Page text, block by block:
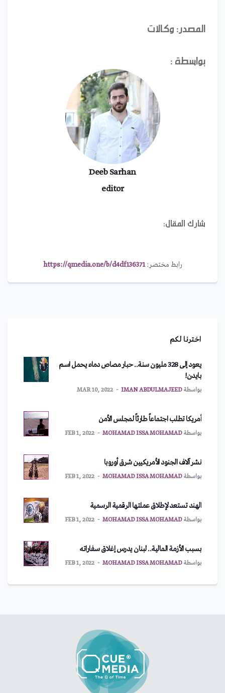
المصدر: وكالات
بواسطة :
Deeb Sarhan
editor
شارك المقال:
رابط مختصر:https://qmedia.one/b/d4df136371
اخترنا لكم
يعود إلى 328 مليون سنة.. حبار مصاص دماء يحمل اسم
بايدن!
بواسطةIMAN ABDULMAJEED
MAR 10, 2022
أمريكا تطلب اجتماعاً طارئاً لمجلس الأمن
بواسطةMOHAMAD ISSA MOHAMAD
FEB 1, 2022
نشر آلاف الجنود الأمريكيين شرق أوروبا
بواسطةMOHAMAD ISSA MOHAMAD
FEB 1, 2022
الهند تستعد لإطلاق عملتها الرقمية الرسمية
بواسطةMOHAMAD ISSA MOHAMAD
FEB 1, 2022
بسبب الأزمة المالية.. لبنان يدرس إغلاق سفاراته
بواسطةMOHAMAD ISSA MOHAMAD
FEB 1, 2022